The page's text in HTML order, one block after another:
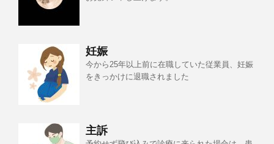
妊娠
今から25年以上前に在職していた従業員、妊娠
をきっかけに退職されました
主訴